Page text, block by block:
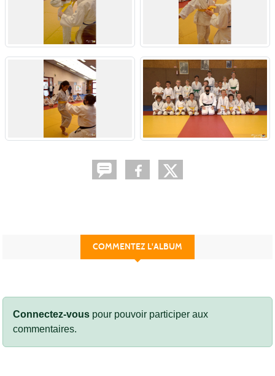
COMMENTEZ L'ALBUM
Connectez-vous pour pouvoir participer aux
commentaires.